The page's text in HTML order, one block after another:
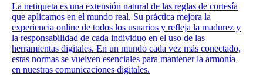
La netiqueta es una extensión natural de las reglas de cortesía
que aplicamos en el mundo real. Su práctica mejora la
experiencia online de todos los usuarios y refleja la madurez y
la responsabilidad de cada individuo en el uso de las
herramientas digitales. En un mundo cada vez más conectado,
estas normas se vuelven esenciales para mantener la armonía
en nuestras comunicaciones digitales.